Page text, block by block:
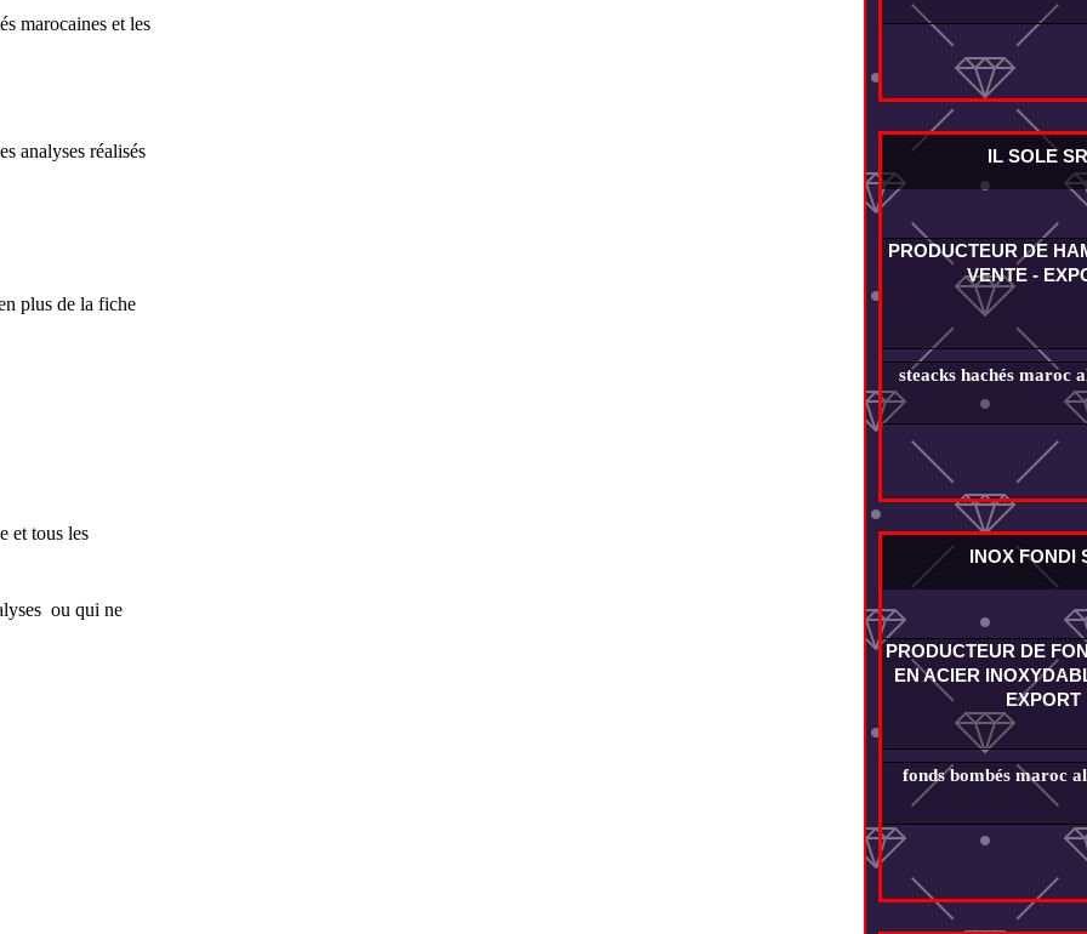
IL SOLE
PRODUCTEUR DE
VENTE -
steacks hachés maroc
INOX FONDI
PRODUCTEUR DE
EN ACIER
EXPORT
fonds bombés maroc
marocaines et les
analyses réalisés
plus de la fiche
et tous les
ou qui ne